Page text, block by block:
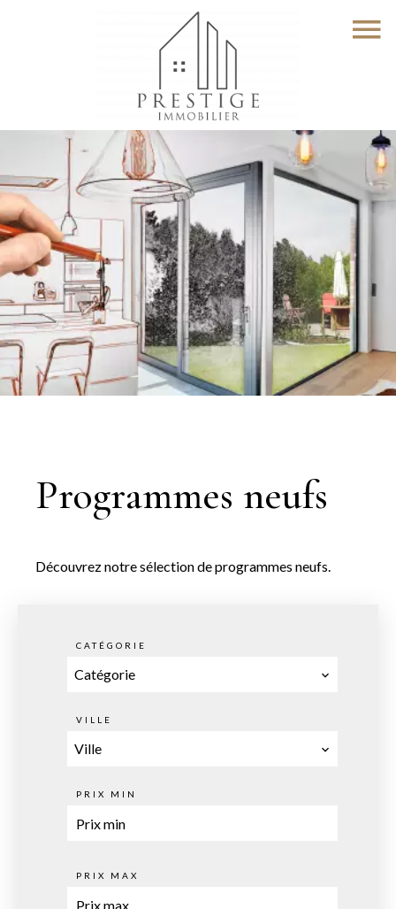
Programmes neufs
Découvrez notre sélection de programmes neufs.
CATÉGORIE
Catégorie
VILLE
Ville
PRIX MIN
PRIX MAX